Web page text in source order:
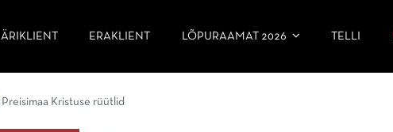
ÄRIKLIENT ERAKLIENT LÕPURAAMAT 2026 TELLI
Preisimaa Kristuse rüütlid